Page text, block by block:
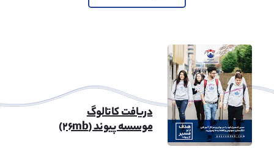
مهندسی شهرسازی
دریافت کاتالوگ
موسسه پیوند (۲۶mb)